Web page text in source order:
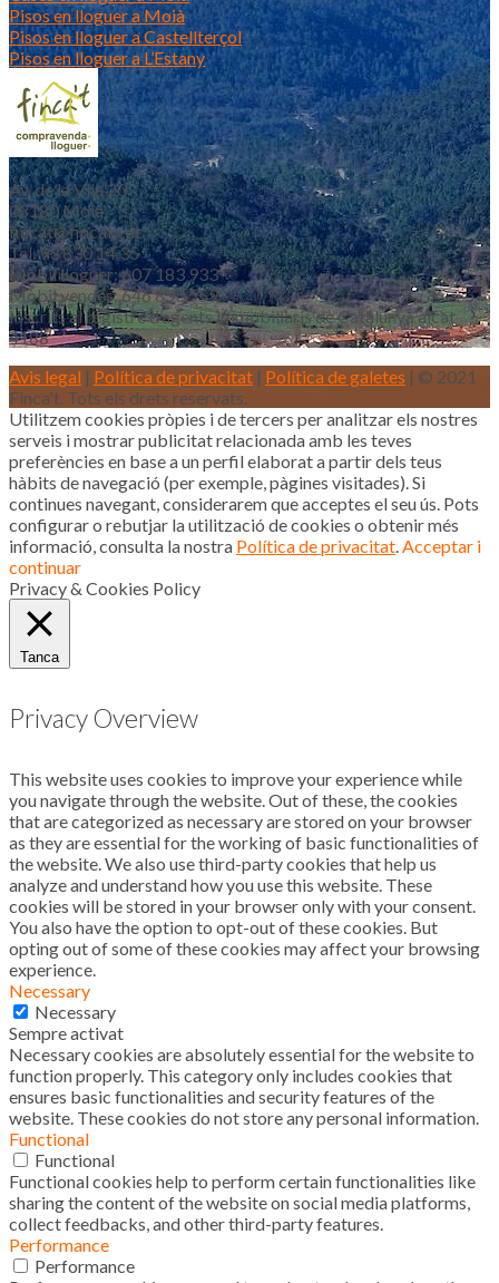
Pisos en lloguer a Moià
Pisos en lloguer a Castellterçol
Pisos en lloguer a L’Estany
Av. de la Vila 20
08180 Moià
fincat@fincat.cat
Tel. 93 830 14 35
Mòbil lloguer: 607 183 933
Mòbil vendes: 646 853 559
Inscrits al registre d’agents immobiliaris de Catalunya aicat
4188
Avis legal | Política de privacitat | Política de galetes | © 2021
Finca't. Tots els drets reservats.
Utilitzem cookies pròpies i de tercers per analitzar els nostres
serveis i mostrar publicitat relacionada amb les teves
preferències en base a un perfil elaborat a partir dels teus
hàbits de navegació (per exemple, pàgines visitades). Si
continues navegant, considerarem que acceptes el seu ús. Pots
configurar o rebutjar la utilització de cookies o obtenir més
informació, consulta la nostra Política de privacitat Acceptar i
continuar
Privacy & Cookies Policy
Tanca
Privacy Overview
This website uses cookies to improve your experience while
you navigate through the website. Out of these, the cookies
that are categorized as necessary are stored on your browser
as they are essential for the working of basic functionalities of
the website. We also use third-party cookies that help us
analyze and understand how you use this website. These
cookies will be stored in your browser only with your consent.
You also have the option to opt-out of these cookies. But
opting out of some of these cookies may affect your browsing
experience.
Necessary
Necessary
Sempre activat
Necessary cookies are absolutely essential for the website to
function properly. This category only includes cookies that
ensures basic functionalities and security features of the
website. These cookies do not store any personal information.
Functional
Functional
Functional cookies help to perform certain functionalities like
sharing the content of the website on social media platforms,
collect feedbacks, and other third-party features.
Performance
Performance